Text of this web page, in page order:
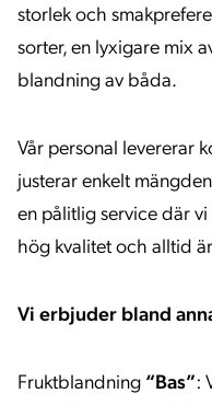
storlek och
sorter, en lyxigare mix
blandning av båda.
Vår personal levererar
justerar enkelt
en pålitlig service där
hög kvalitet och alltid
Vi erbjuder bland
Fruktblandning “Bas”: